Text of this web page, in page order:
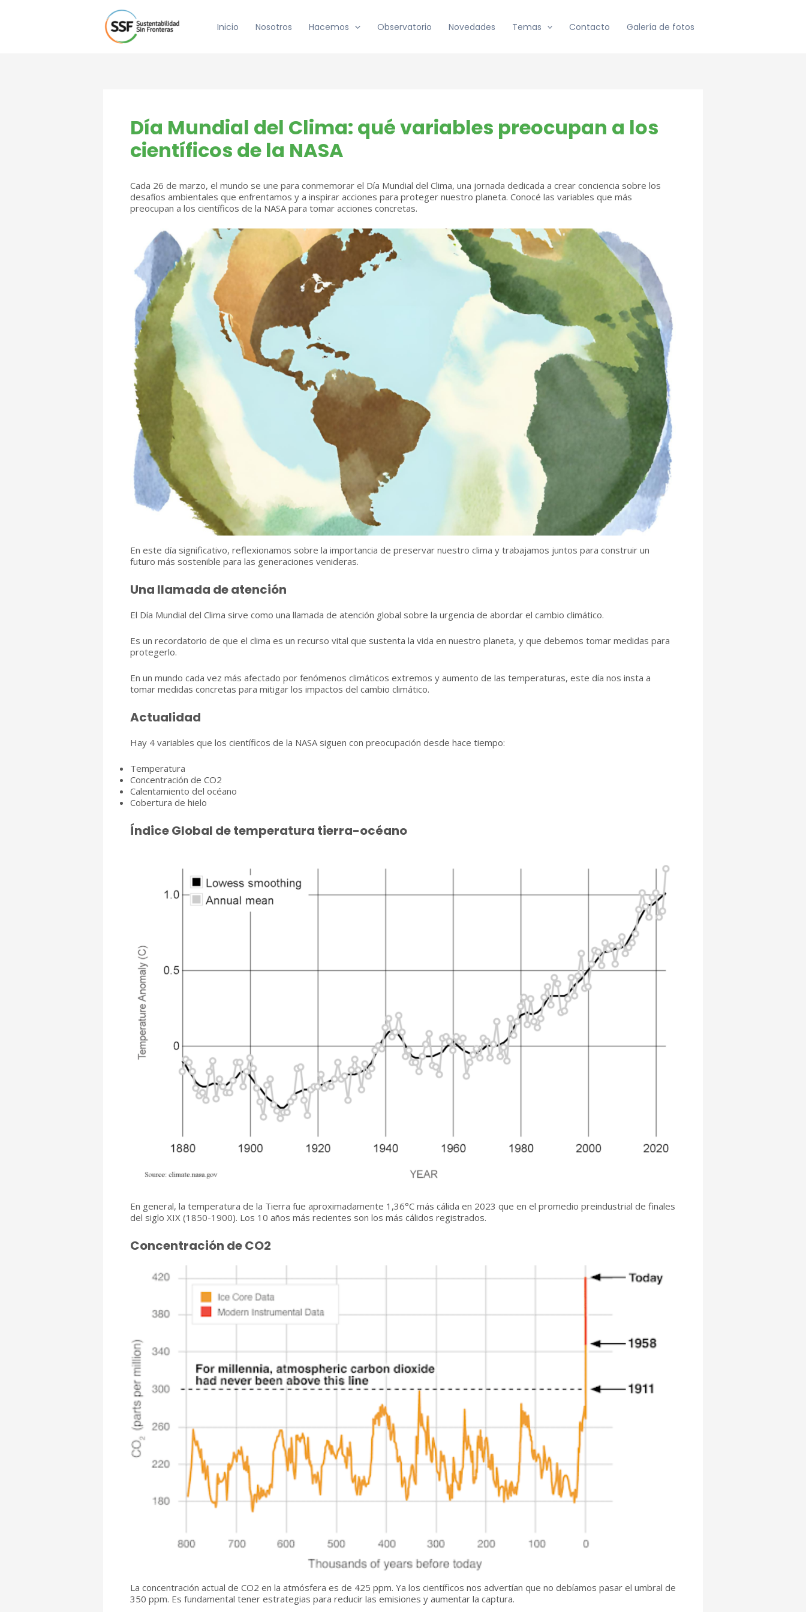
Inicio Nosotros Hacemos Observatorio Novedades Temas Contacto Galería de fotos
Día Mundial del Clima: qué variables preocupan a los
científicos de la NASA
Cada 26 de marzo, el mundo se une para conmemorar el Día Mundial del Clima, una jornada dedicada a crear conciencia sobre los
desafíos ambientales que enfrentamos y a inspirar acciones para proteger nuestro planeta. Conocé las variables que más
preocupan a los científicos de la NASA para tomar acciones concretas.
En este día significativo, reflexionamos sobre la importancia de preservar nuestro clima y trabajamos juntos para construir un
futuro más sostenible para las generaciones venideras.
Una llamada de atención
El Día Mundial del Clima sirve como una llamada de atención global sobre la urgencia de abordar el cambio climático.
Es un recordatorio de que el clima es un recurso vital que sustenta la vida en nuestro planeta, y que debemos tomar medidas para
protegerlo.
En un mundo cada vez más afectado por fenómenos climáticos extremos y aumento de las temperaturas, este día nos insta a
tomar medidas concretas para mitigar los impactos del cambio climático.
Actualidad
Hay 4 variables que los científicos de la NASA siguen con preocupación desde hace tiempo:
Temperatura
Concentración de CO2
Calentamiento del océano
Cobertura de hielo
Índice Global de temperatura tierra-océano
En general, la temperatura de la Tierra fue aproximadamente 1,36°C más cálida en 2023 que en el promedio preindustrial de finales
del siglo XIX (1850-1900). Los 10 años más recientes son los más cálidos registrados.
Concentración de CO2
La concentración actual de CO2 en la atmósfera es de 425 ppm. Ya los científicos nos advertían que no debíamos pasar el umbral de
350 ppm. Es fundamental tener estrategias para reducir las emisiones y aumentar la captura.